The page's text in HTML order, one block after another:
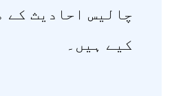
چالیس احادیث کے
کیے ہیں۔